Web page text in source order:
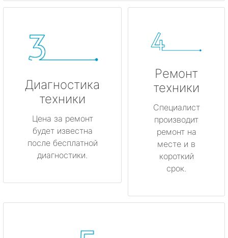
Диагностика
техники
Цена за ремонт
будет известна
после бесплатной
диагностики.
Ремонт
техники
Специалист
производит
ремонт на
месте и в
короткий
срок.